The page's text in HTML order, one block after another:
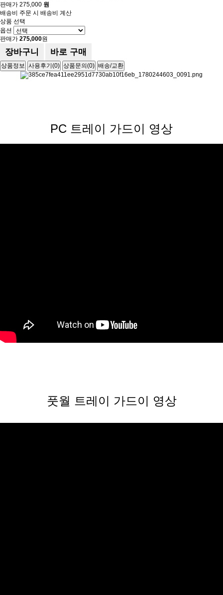
판매가 275,000 원
배송비 주문 시 배송비 계산
상품 선택
옵션
판매가 275,000원
장바구니 바로 구매
상품정보 사용후기(0) 상품문의(0) 배송/교환
PC 트레이 가드이 영상
풋월 트레이 가드이 영상